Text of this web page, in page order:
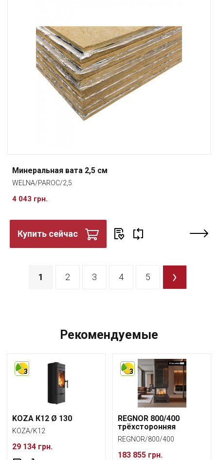
Минеральная вата 2,5 см
WELNA/PAROC/2,5
4 043 грн.
Купить сейчас
1 2 3 4 5 >
Рекомендуемые
3
KOZA К12 Ø 130
KOZA/K12
29 134 грн.
3
REGNOR 800/400
трёхсторонняя
REGNOR/800/400
183 855 грн.